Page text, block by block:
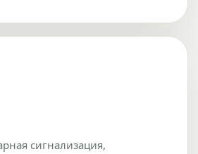
сигнализация,